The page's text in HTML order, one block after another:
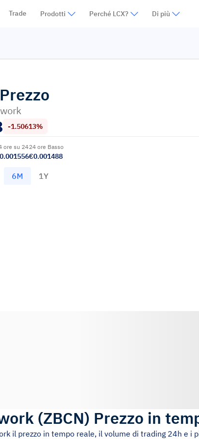
Trade Prodotti Perché LCX? Di più
Prezzo
-1.50613%
ore su 2424 ore Basso
€0.001488
6M 1Y
(ZBCN) Prezzo in
il prezzo in tempo reale, il volume di trading 24h e i